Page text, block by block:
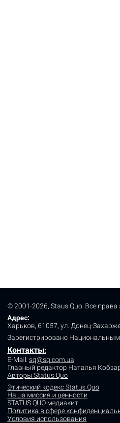
© 2001-2026, Staus Quo. Все
Адрес:
Харьков, 61057, ул. Донец-
Зарегистрировано
Контакты:
E-Mail: sq@sq.com.ua
Главный редактор Наталья
Авторы Status Quo
Этический кодекс Status Quo
Наша миссия и ценности
STATUS QUO медиакит
Политика в сфере
Условия использования